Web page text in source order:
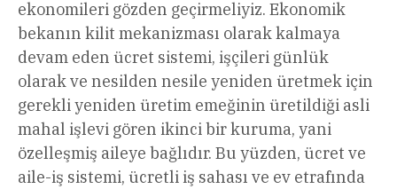
ekonomileri gözden geçirmeliyiz. Ekonomik
bekanın kilit mekanizması olarak kalmaya
devam eden ücret sistemi, işçileri günlük
olarak ve nesilden nesile yeniden üretmek için
gerekli yeniden üretim emeğinin üretildiği asli
mahal işlevi gören ikinci bir kuruma, yani
özelleşmiş aileye bağlıdır. Bu yüzden, ücret ve
aile-iş sistemi, ücretli iş sahası ve ev etrafında